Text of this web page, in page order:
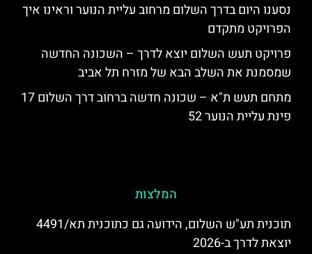
נסענו היום בדרך השלום מרחוב עליית הנוער וראינו איך
הפרויקט מתקדם
פרויקט תעש השלום יוצא לדרך – השכונה החדשה
שמסמנת את השלב הבא של מזרח תל אביב
מתחם תעש ת"א – שכונה חדשה ברחוב דרך השלום 17
פינת עליית הנוער 52
המלצות
תוכנית תע"ש השלום, הידועה גם כתוכנית תא/4491
יוצאת לדרך ב-2026